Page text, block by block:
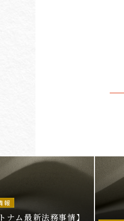
報
ナム最新法務事情】